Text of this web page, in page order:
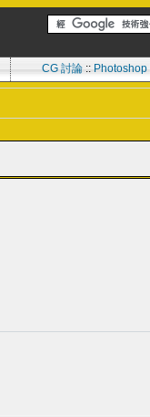
CG 討論:: Photoshop|